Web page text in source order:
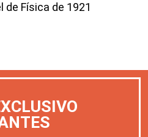
de Física de 1921